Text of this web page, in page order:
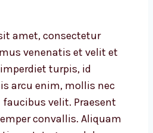
amet, consectetur
venenatis et velit et
turpis, id
arcu enim, mollis nec
faucibus velit. Praesent
convallis. Aliquam